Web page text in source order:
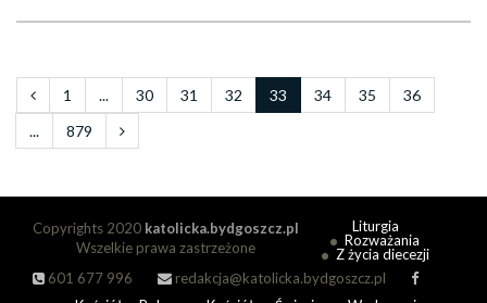
1 ... 30 31 32 33 34 35
36
...
879
Copyrights 2020 katolicka.bydgoszcz.pl
Wszelkie prawa zastrzeżone
601 677 996
redakcja@katolicka.bydgoszcz.pl
Liturgia
Rozważania
Z życia diecezji